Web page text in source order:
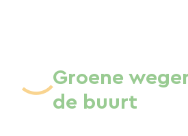
Groene
de buurt